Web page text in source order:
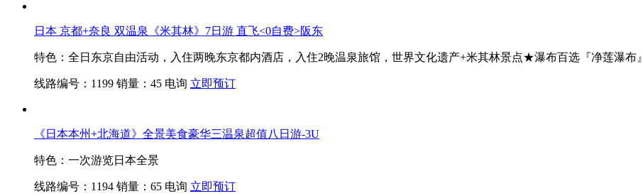
日本 京都+奈良 双温泉《米其林》7日游 直飞<0自费>阪东
特色：全日东京自由活动，入住两晚东京都内酒店，入住2晚温泉旅馆，世界文化遗产+米其林景点★瀑布百选『净莲瀑布』
线路编号：1199 销量：45 电询 立即预订
《日本本州+北海道》全景美食豪华三温泉超值八日游-3U
特色：一次游览日本全景
线路编号：1194 销量：65 电询 立即预订